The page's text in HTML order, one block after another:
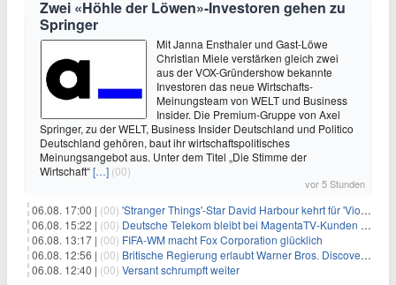
Zwei «Höhle der Löwen»-Investoren gehen zu
Springer
Mit Janna Ensthaler und Gast-Löwe
Christian Miele verstärken gleich zwei
aus der VOX-Gründershow bekannte
Investoren das neue Wirtschafts-
Meinungsteam von WELT und Business
Insider. Die Premium-Gruppe von Axel
Springer, zu der WELT, Business Insider Deutschland und Politico
Deutschland gehören, baut ihr wirtschaftspolitisches
Meinungsangebot aus. Unter dem Titel „Die Stimme der
Wirtschaft“[…] (00)
vor 5 Stunden
06.08. 17:00 | (00) 'Stranger Things'-Star David Harbour kehrt für 'Violent Night 2' zurück – Kristen Bell stößt zur Besetzung
06.08. 15:22 | (00) Deutsche Telekom bleibt bei MagentaTV-Kunden vage
06.08. 13:17 | (00) FIFA-WM macht Fox Corporation glücklich
06.08. 12:56 | (00) Britische Regierung erlaubt Warner Bros. Discovery-Übernahme
06.08. 12:40 | (00) Versant schrumpft weiter